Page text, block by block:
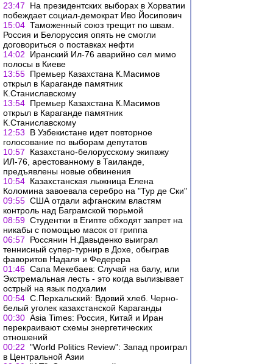
23:47
На президентских выборах в Хорватии
побеждает социал-демократ Иво Йосипович
15:04 Таможенный союз трещит по швам.
Россия и Белоруссия опять не смогли
договориться о поставках нефти
14:02
Иранский Ил-76 аварийно сел мимо
полосы в Киеве
13:55 Премьер Казахстана К.Масимов
открыл в Караганде памятник
К.Станиславскому
13:54 Премьер Казахстана К.Масимов
открыл в Караганде памятник
К.Станиславскому
12:53
В Узбекистане идет повторное
голосование по выборам депутатов
10:57
Казахстано-белорусскому экипажу
ИЛ-76, арестованному в Таиланде,
предъявлены новые обвинения
10:54 Казахстанская лыжница Елена
Коломина завоевала серебро на "Тур де Ски"
09:55 США отдали афганским властям
контроль над Баграмской тюрьмой
08:59 Студентки в Египте обходят запрет на
никабы с помощью масок от гриппа
06:57
Россянин Н.Давыденко выиграл
теннисный супер-турнир в Дохе, обыграв
фаворитов Надаля и Федерера
01:46 Сапа Мекебаев: Случай на балу, или
Экстремальная лесть - это когда вылизывает
острый на язык подхалим
00:54 С.Перхальский: Вдовий хлеб. Черно-
белый уголек казахстанской Караганды
00:30 Asia Times: Россия, Китай и Иран
перекраивают схемы энергетических
отношений
00:22 "World Politics Review": Запад проиграл
в Центральной Азии